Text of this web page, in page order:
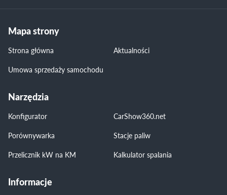
Mapa strony
Strona główna
Aktualności
Umowa sprzedaży samochodu
Narzędzia
Konfigurator
CarShow360.net
Porównywarka
Stacje paliw
Przelicznik kW na KM
Kalkulator spalania
Informacje